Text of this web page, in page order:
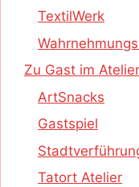
TextilWerk
Zu Gast im
ArtSnacks
Gastspiel
Tatort Atelier